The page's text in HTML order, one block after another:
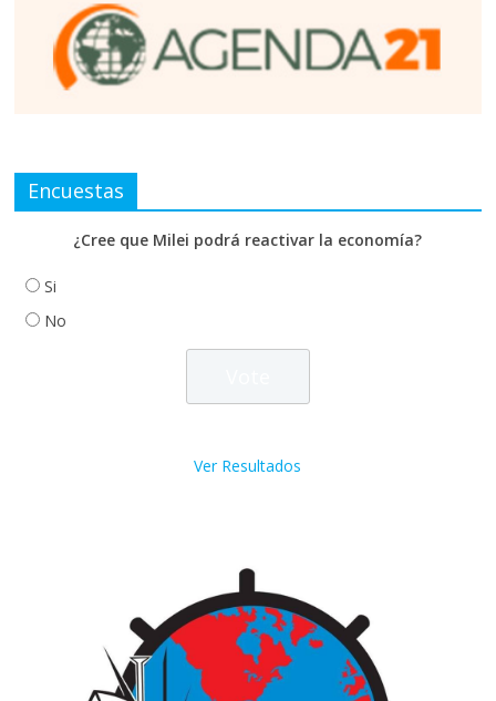
Encuestas
¿Cree que Milei podrá reactivar la economía?
Si
No
Ver Resultados